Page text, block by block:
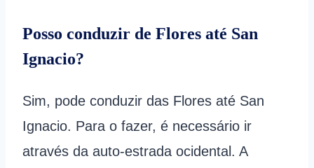
Posso conduzir de Flores até San
Ignacio?
Sim, pode conduzir das Flores até San
Ignacio. Para o fazer, é necessário ir
através da auto-estrada ocidental. A